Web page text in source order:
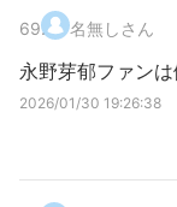
69. 名無しさん
永野芽郁ファン
2026/01/30 19:26:38